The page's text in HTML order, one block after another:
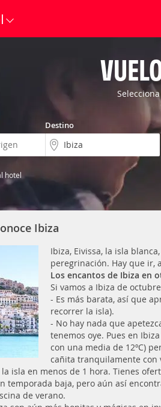
Destino
hotel
Ibiza
Ibiza, Eivissa, la isla
peregrinación. Hay que ir,
Los encantos de Ibiza en
Si vamos a Ibiza de
- Es más barata, así que
recorrer la isla).
- No hay nada que
tenemos oye. Pues en
con una media de 12ºC)
cañita tranquilamente con
isla en menos de 1 hora. Tienes
temporada baja, pero aún así
de verano.